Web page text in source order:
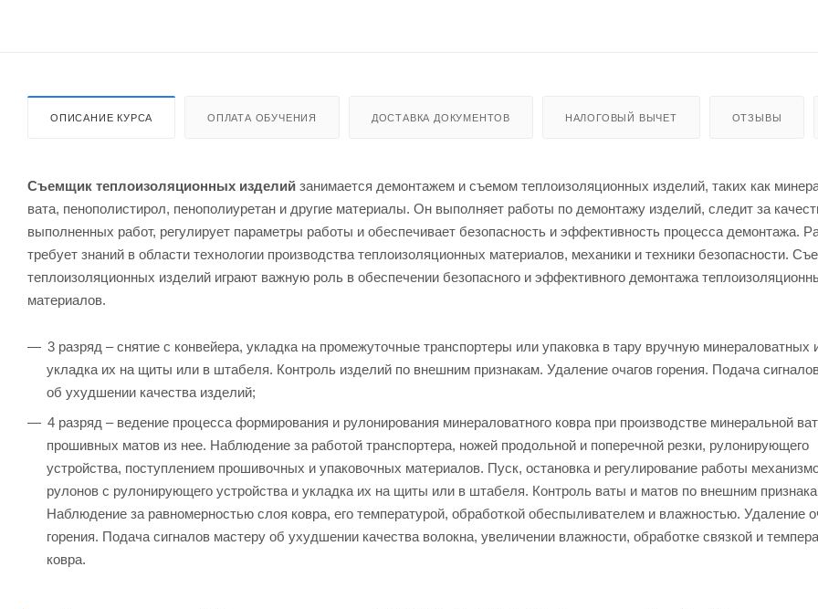
ОПИСАНИЕ КУРСА ОПЛАТА ОБУЧЕНИЯ ДОСТАВКА ДОКУМЕНТОВ НАЛОГОВЫЙ ВЫЧЕТ ОТЗЫВЫ
Съемщик теплоизоляционных изделий занимается демонтажем и съемом теплоизоляционных изделий, таких как
вата, пенополистирол, пенополиуретан и другие материалы. Он выполняет работы по демонтажу изделий, следит за
выполненных работ, регулирует параметры работы и обеспечивает безопасность и эффективность процесса демонтажа.
требует знаний в области технологии производства теплоизоляционных материалов, механики и техники безопасности.
теплоизоляционных изделий играют важную роль в обеспечении безопасного и эффективного демонтажа
материалов.
3 разряд – снятие с конвейера, укладка на промежуточные транспортеры или упаковка в тару вручную минераловатных
укладка их на щиты или в штабеля. Контроль изделий по внешним признакам. Удаление очагов горения. Подача
об ухудшении качества изделий;
4 разряд – ведение процесса формирования и рулонирования минераловатного ковра при производстве минеральной
прошивных матов из нее. Наблюдение за работой транспортера, ножей продольной и поперечной резки, рулонирующего
устройства, поступлением прошивочных и упаковочных материалов. Пуск, остановка и регулирование работы
рулонов с рулонирующего устройства и укладка их на щиты или в штабеля. Контроль ваты и матов по внешним
Наблюдение за равномерностью слоя ковра, его температурой, обработкой обеспыливателем и влажностью. Удаление
горения. Подача сигналов мастеру об ухудшении качества волокна, увеличении влажности, обработке связкой и
ковра.